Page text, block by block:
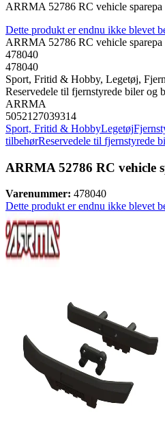
ARRMA 52786 RC vehicle sparepa
Dette produkt er endnu ikke blevet
ARRMA 52786 RC vehicle sparepa
478040
478040
Sport, Fritid & Hobby, Legetøj,
Reservedele til fjernstyrede biler og
ARRMA
5052127039314
Sport, Fritid & HobbyLegetøj
tilbehørReservedele til fjernstyrede
ARRMA 52786 RC vehicle
Varenummer: 478040
Dette produkt er endnu ikke blevet